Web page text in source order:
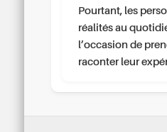
Pourtant, les
réalités au
l’occasion de
raconter leur